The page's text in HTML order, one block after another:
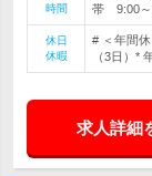
時間
帯 9:00～
休日
休暇
# ＜年間
（3日）*
求人詳細